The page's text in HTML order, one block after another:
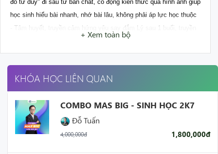
đồ tư duy" đi sâu từ bản chất, cô đọng kiến thức qua hình ảnh giúp
học sinh hiểu bài nhanh, nhớ bài lâu, không phải áp lực học thuộc
- Tâm huyết, truyền cảm hứng yêu say đắm Lý sau 1 buổi, truyền
+ Xem toàn bộ
KHÓA HỌC LIÊN QUAN
COMBO MAS BIG - SINH HỌC 2K7
Đỗ Tuấn
4,000,000đ 1,800,000đ